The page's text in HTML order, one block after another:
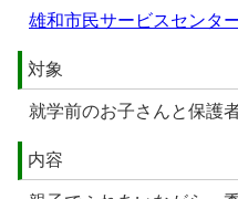
雄和市民サービスセンタ
対象
就学前のお子さんと保護
内容